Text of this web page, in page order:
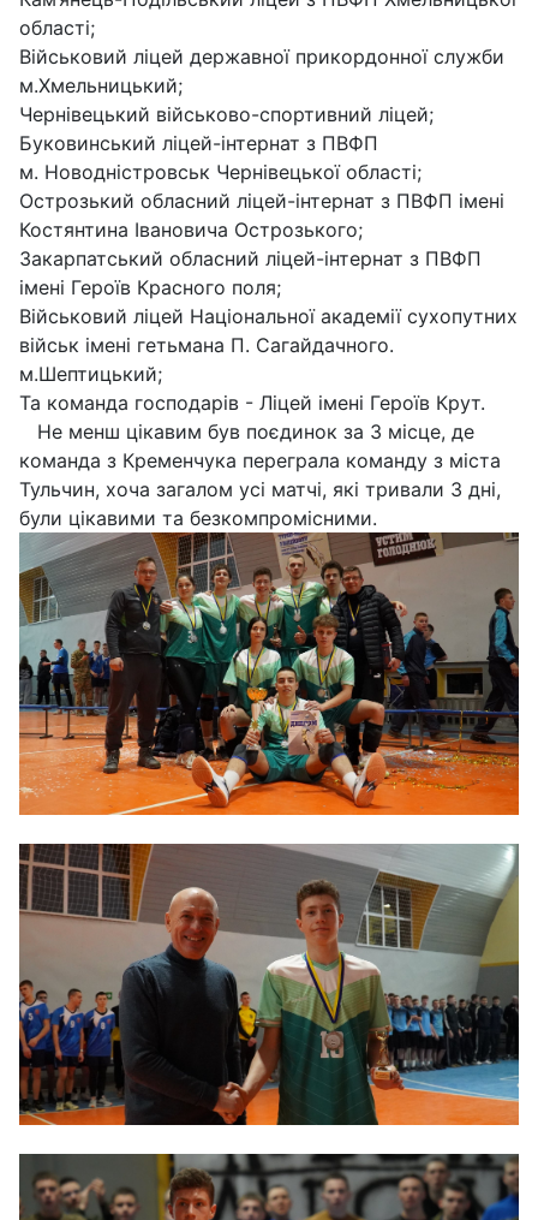
області;
Військовий ліцей державної прикордонної служби
м.Хмельницький;
Чернівецький військово-спортивний ліцей;
Буковинський ліцей-інтернат з ПВФП
м. Новодністровськ Чернівецької області;
Острозький обласний ліцей-інтернат з ПВФП імені
Костянтина Івановича Острозького;
Закарпатський обласний ліцей-інтернат з ПВФП
імені Героїв Красного поля;
Військовий ліцей Національної академії сухопутних
військ імені гетьмана П. Сагайдачного.
м.Шептицький;
Та команда господарів - Ліцей імені Героїв Крут.
Не менш цікавим був поєдинок за 3 місце, де
команда з Кременчука переграла команду з міста
Тульчин, хоча загалом усі матчі, які тривали 3 дні,
були цікавими та безкомпромісними.